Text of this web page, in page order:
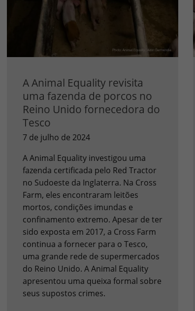
A Animal Equality revisita
uma fazenda de porcos no
Reino Unido fornecedora do
Tesco
7 de julho de 2024
A Animal Equality investigou uma
fazenda certificada pelo Red Tractor
no Sudoeste da Inglaterra. Na Cross
Farm, eles encontraram leitões
mortos, condições imundas e
confinamento extremo. Apesar de ter
sido exposta em 2017, a Cross Farm
continua a fornecer para o Tesco,
uma grande rede de supermercados
do Reino Unido. A Animal Equality
apresentou uma queixa formal sobre
seus supostos crimes.